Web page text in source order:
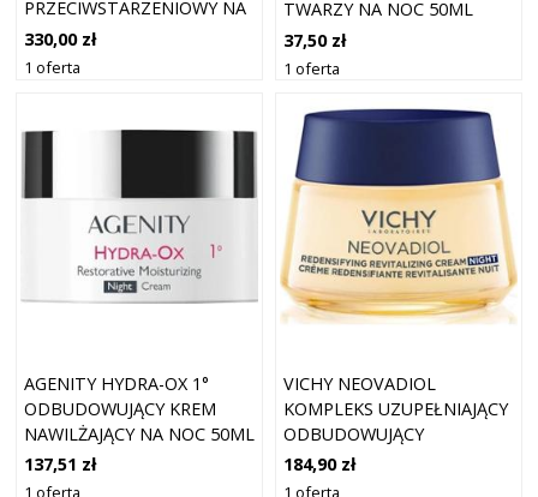
PRZECIWSTARZENIOWY NA
NOC 50ML
330,00 zł
1 oferta
TWARZY NA NOC 50ML
37,50 zł
1 oferta
AGENITY HYDRA-OX 1°
ODBUDOWUJĄCY KREM
NAWILŻAJĄCY NA NOC 50ML
137,51 zł
1 oferta
VICHY NEOVADIOL
KOMPLEKS UZUPEŁNIAJĄCY
ODBUDOWUJĄCY
MODELUJĄCY KREM NA
NOC 50ML
184,90 zł
1 oferta